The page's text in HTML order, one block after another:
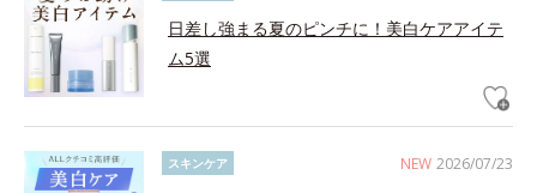
日差し強まる夏のピンチに！美白ケアアイテ
ム5選
NEW 2026/07/23
スキンケア